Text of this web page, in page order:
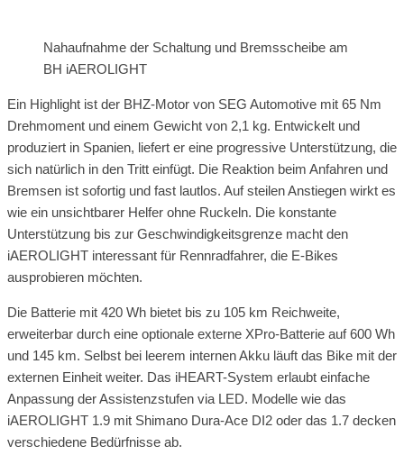
Nahaufnahme der Schaltung und Bremsscheibe am
BH iAEROLIGHT
Ein Highlight ist der BHZ-Motor von SEG Automotive mit 65 Nm
Drehmoment und einem Gewicht von 2,1 kg. Entwickelt und
produziert in Spanien, liefert er eine progressive Unterstützung, die
sich natürlich in den Tritt einfügt. Die Reaktion beim Anfahren und
Bremsen ist sofortig und fast lautlos. Auf steilen Anstiegen wirkt es
wie ein unsichtbarer Helfer ohne Ruckeln. Die konstante
Unterstützung bis zur Geschwindigkeitsgrenze macht den
iAEROLIGHT interessant für Rennradfahrer, die E-Bikes
ausprobieren möchten.
Die Batterie mit 420 Wh bietet bis zu 105 km Reichweite,
erweiterbar durch eine optionale externe XPro-Batterie auf 600 Wh
und 145 km. Selbst bei leerem internen Akku läuft das Bike mit der
externen Einheit weiter. Das iHEART-System erlaubt einfache
Anpassung der Assistenzstufen via LED. Modelle wie das
iAEROLIGHT 1.9 mit Shimano Dura-Ace DI2 oder das 1.7 decken
verschiedene Bedürfnisse ab.